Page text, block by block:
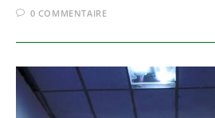
0 COMMENTAIRE